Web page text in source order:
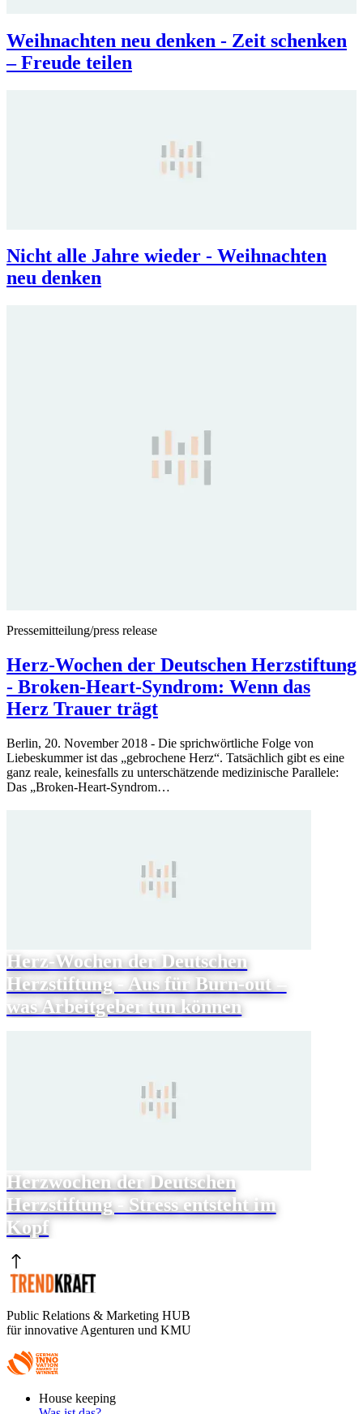
Weihnachten neu denken - Zeit schenken
– Freude teilen
Nicht alle Jahre wieder - Weihnachten
neu denken
Pressemitteilung/press release
Herz-Wochen der Deutschen Herzstiftung
- Broken-Heart-Syndrom: Wenn das
Herz Trauer trägt
Berlin, 20. November 2018 - Die sprichwörtliche Folge von
Liebeskummer ist das „gebrochene Herz“. Tatsächlich gibt es eine
ganz reale, keinesfalls zu unterschätzende medizinische Parallele:
Das „Broken-Heart-Syndrom…
Herz-Wochen der Deutschen
Herzstiftung - Aus für Burn-out –
was Arbeitgeber tun können
Herzwochen der Deutschen
Herzstiftung - Stress entsteht im
Kopf
Public Relations & Marketing HUB
für innovative Agenturen und KMU
FooterHouse keeping